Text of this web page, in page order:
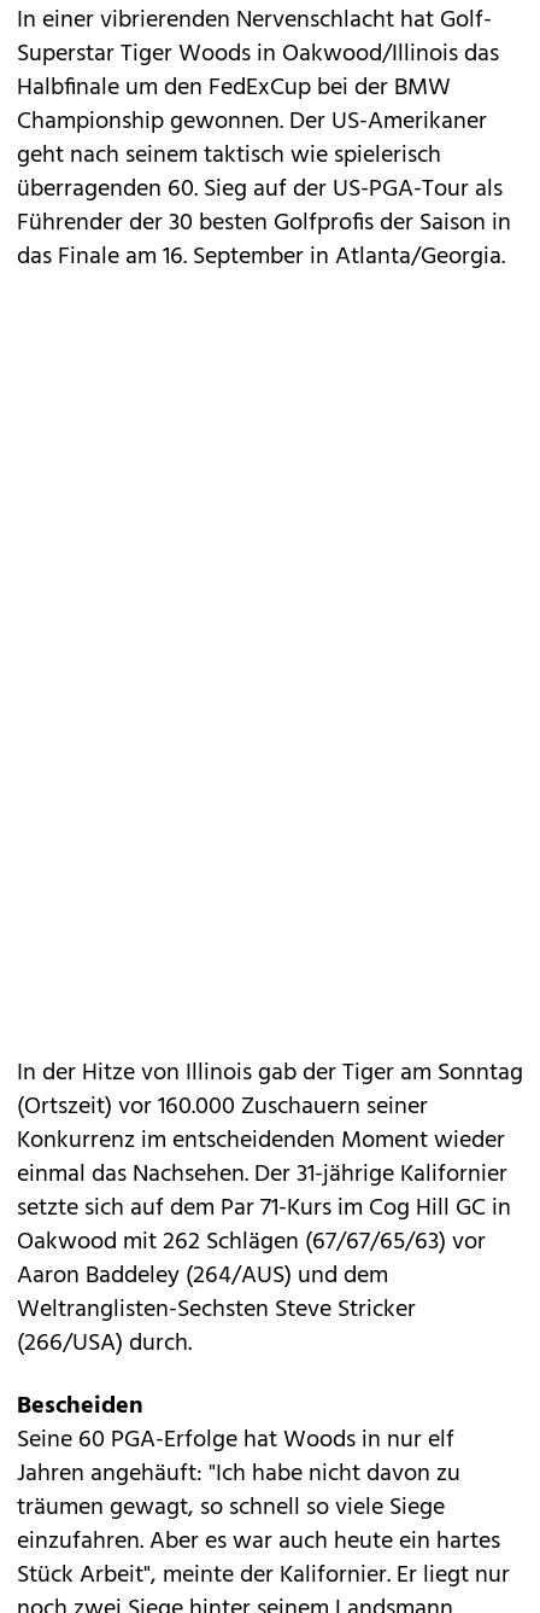
In einer vibrierenden Nervenschlacht hat Golf-
Superstar Tiger Woods in Oakwood/Illinois das
Halbfinale um den FedExCup bei der BMW
Championship gewonnen. Der US-Amerikaner
geht nach seinem taktisch wie spielerisch
überragenden 60. Sieg auf der US-PGA-Tour als
Führender der 30 besten Golfprofis der Saison in
das Finale am 16. September in Atlanta/Georgia.
In der Hitze von Illinois gab der Tiger am Sonntag
(Ortszeit) vor 160.000 Zuschauern seiner
Konkurrenz im entscheidenden Moment wieder
einmal das Nachsehen. Der 31-jährige Kalifornier
setzte sich auf dem Par 71-Kurs im Cog Hill GC in
Oakwood mit 262 Schlägen (67/67/65/63) vor
Aaron Baddeley (264/AUS) und dem
Weltranglisten-Sechsten Steve Stricker
(266/USA) durch.
Bescheiden
Seine 60 PGA-Erfolge hat Woods in nur elf
Jahren angehäuft: "Ich habe nicht davon zu
träumen gewagt, so schnell so viele Siege
einzufahren. Aber es war auch heute ein hartes
Stück Arbeit", meinte der Kalifornier. Er liegt nur